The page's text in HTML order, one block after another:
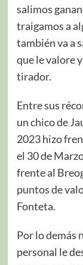
salimos
traigamos a
también va a
que le valore
tirador.
Entre sus
un chico de
2023 hizo
el 30 de
frente al
puntos de
Fonteta.
Por lo demás
personal le